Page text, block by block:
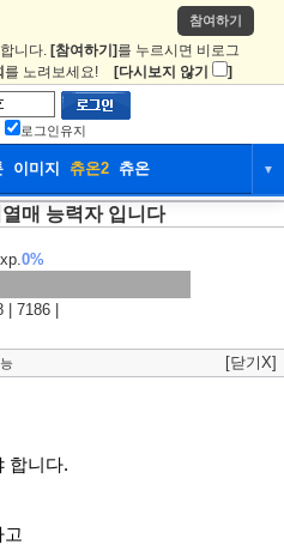
참여하기
니다. [참여하기] 를 누르시면 비로그
를 노려보세요! [다시보지 않기 ]
로그인유지
이미지 츄온2 츄온 ▼
커뮤니티
매 능력자 입니다
0%
| 7186 |
[닫기X]
합니다.